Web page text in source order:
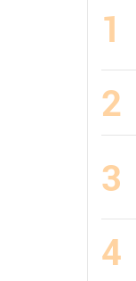
1
2
3
4